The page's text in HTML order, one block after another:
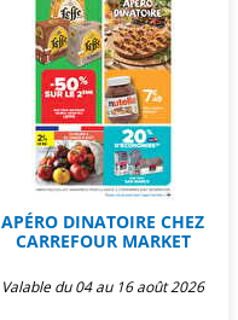
APÉRO DINATOIRE CHEZ
CARREFOUR MARKET
Valable du 04 au 16 août 2026